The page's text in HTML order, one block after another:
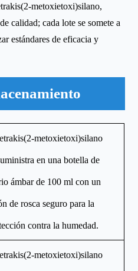
metoxietoxi)silano,
calidad; cada lote se somete a
estándares de eficacia y
metoxietoxi)silano
en una botella de
ámbar de 100 ml con un
de rosca seguro para la
contra la humedad.
metoxietoxi)silano